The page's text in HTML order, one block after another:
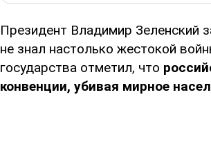
Президент Владимир Зеленский
не знал настолько жестокой
государства отметил, что
конвенции, убивая мирное